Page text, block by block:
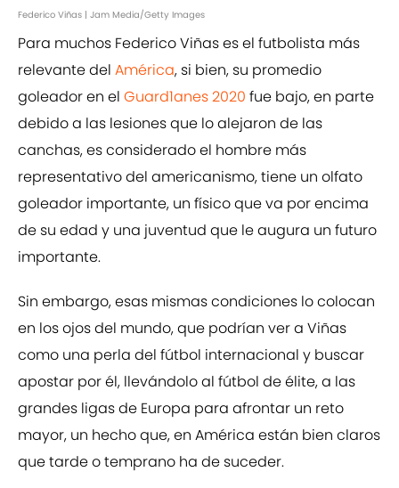
Federico Viñas | Jam Media/Getty Images
Para muchos Federico Viñas es el futbolista más
relevante del América, si bien, su promedio
goleador en el Guard1anes 2020 fue bajo, en parte
debido a las lesiones que lo alejaron de las
canchas, es considerado el hombre más
representativo del americanismo, tiene un olfato
goleador importante, un físico que va por encima
de su edad y una juventud que le augura un futuro
importante.
Sin embargo, esas mismas condiciones lo colocan
en los ojos del mundo, que podrían ver a Viñas
como una perla del fútbol internacional y buscar
apostar por él, llevándolo al fútbol de élite, a las
grandes ligas de Europa para afrontar un reto
mayor, un hecho que, en América están bien claros
que tarde o temprano ha de suceder.